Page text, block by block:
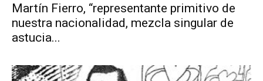
Martín Fierro, “representante primitivo de
nuestra nacionalidad, mezcla singular de
astucia...